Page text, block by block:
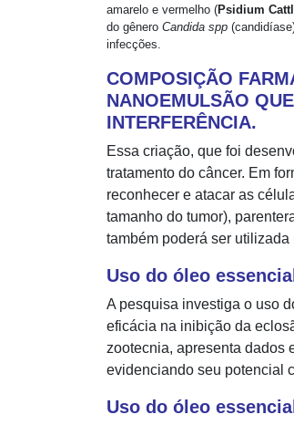
amarelo e vermelho (Psidium
do gênero Candida spp
infecções.
COMPOSIÇÃO
NANOEMULSÃO
INTERFERÊNCIA.
Essa criação, que foi
tratamento do câncer. Em
reconhecer e atacar as
tamanho do tumor),
também poderá ser
Uso do óleo
A pesquisa investiga o uso
eficácia na inibição da
zootecnia, apresenta dados
evidenciando seu potencial
Uso do óleo